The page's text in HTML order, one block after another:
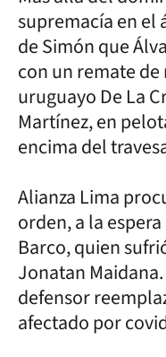
supremacía en el
de Simón que
con un remate
uruguayo De La
Martínez, en
encima del
Alianza Lima
orden, a la
Barco, quien
Jonatan
defensor
afectado por